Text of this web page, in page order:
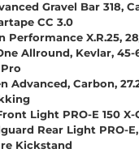
Gravel Bar 318,
CC 3.0
X.R.25,
Allround, Kevlar, 45-
Advanced, Carbon,
Light PRO-E 150 X-
Rear Light PRO-E,
Kickstand